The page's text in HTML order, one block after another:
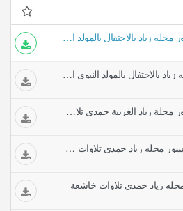
اخر الانبياء وقصار السور محله زياد بالاحتفال بالمولد النبوى الشريف حمدي تلاوات خاشعة
الانسان واخر يس محله زياد بالاحتفال بالمولد النبوى الشريف حمدي تلاوات خاشعة
اخر الانبياء وقصار السور محلة زياد الغربية حمدي تلاوات خاشعة
الحجرات وق وقصار السور محله زياد حمدي تلاوات خاشعة
زياد حمدي تلاوات خاشعة